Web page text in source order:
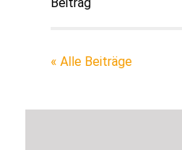
« Alle Beiträge